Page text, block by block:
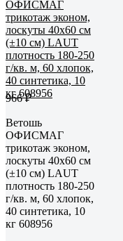
966 ₽
Ветошь
ОФИСМАГ
трикотаж эконом,
лоскуты 40x60 см
(±10 см) LAUT
плотность 180-250
г/кв. м, 60 хлопок,
40 синтетика, 10
кг 608956